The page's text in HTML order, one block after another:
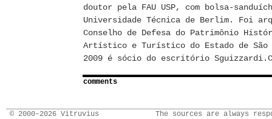
doutor pela FAU USP, com bolsa-
Universidade Técnica de Berlim. Foi
Conselho de Defesa do Patrimônio
Artístico e Turístico do Estado de São
2009 é sócio do escritório
comments
© 2000–2026 Vitruvius
The sources are always